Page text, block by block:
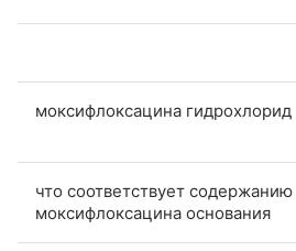
моксифлоксацина гидрохлорид
что соответствует содержанию
моксифлоксацина основания